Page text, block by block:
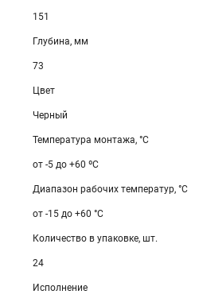
151
Глубина, мм
73
Цвет
Черный
Температура монтажа, °С
от -5 до +60 ºС
Диапазон рабочих температур, °С
от -15 до +60 °С
Количество в упаковке, шт.
24
Исполнение